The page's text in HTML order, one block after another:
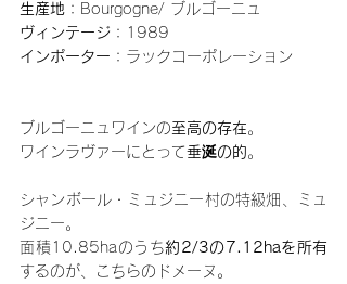
生産地 ：Bourgogne/ ブルゴーニュ
ヴィンテージ ：1989
インポーター ：ラックコーポレーション
ブルゴーニュワインの至高の存在。
ワインラヴァーにとって垂涎の的。
シャンボール・ミュジニー村の特級畑、ミュ
ジニー。
面積10.85haのうち約2/3の7.12haを所有
するのが、こちらのドメーヌ。